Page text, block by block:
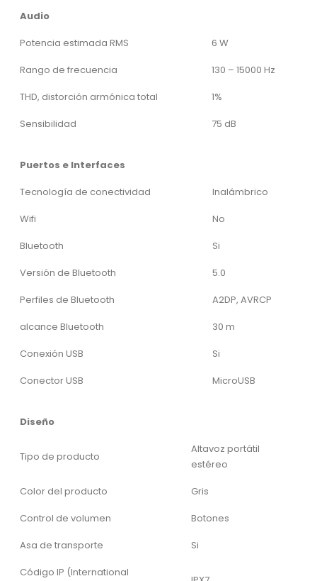
Audio
Potencia estimada RMS
6 W
Rango de frecuencia
130 – 15000 Hz
THD, distorción armónica total
1%
Sensibilidad
75 dB
Puertos e Interfaces
Tecnología de conectividad
Inalámbrico
Wifi
No
Bluetooth
Si
Versión de Bluetooth
5.0
Perfiles de Bluetooth
A2DP, AVRCP
alcance Bluetooth
30 m
Conexión USB
Si
Conector USB
MicroUSB
Diseño
Tipo de producto
Altavoz portátil
estéreo
Color del producto
Gris
Control de volumen
Botones
Asa de transporte
Si
Código IP (International